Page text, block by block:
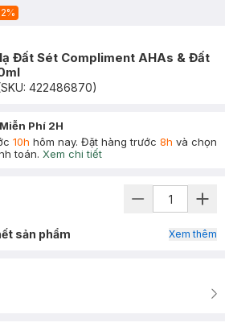
%
Đất Sét Compliment AHAs & Đất
422486870)
Phí 2H
10h hôm nay. Đặt hàng trước 8h và chọn
toán. Xem chi tiết
sản phẩm Xem thêm